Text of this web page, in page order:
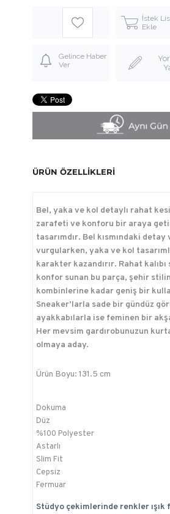
İstek
Ekle
Gelince Haber
Ver
ÜRÜN ÖZELLIKLERI
Bel, yaka ve kol detaylı rahat
zarafeti ve konforu bir araya
tasarımdır. Bel kısmındaki
vurgularken, yaka ve kol
karakter kazandırır. Rahat
konfor sunan bu parça, şehir
kombinlerine kadar geniş bir
Sneaker’larla sade bir gündüz
ayakkabılarla ise feminen bir
Her mevsim gardırobunuzun
olmaya aday.
Ürün Boyu: 131.5 cm
Dokuma
Düz
%100 Polyester
Astarlı
Slim Fit
Cepsiz
Fermuar
Stüdyo çekimlerinde renkler ışık